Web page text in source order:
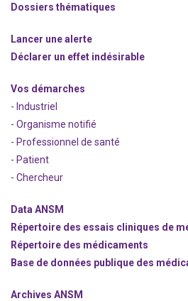
Dossiers thématiques
Lancer une alerte
Déclarer un effet indésirable
Vos démarches
- Industriel
- Organisme notifié
- Professionnel de santé
- Patient
- Chercheur
Data ANSM
Répertoire des essais cliniques de
Répertoire des médicaments
Base de données publique des
Archives ANSM